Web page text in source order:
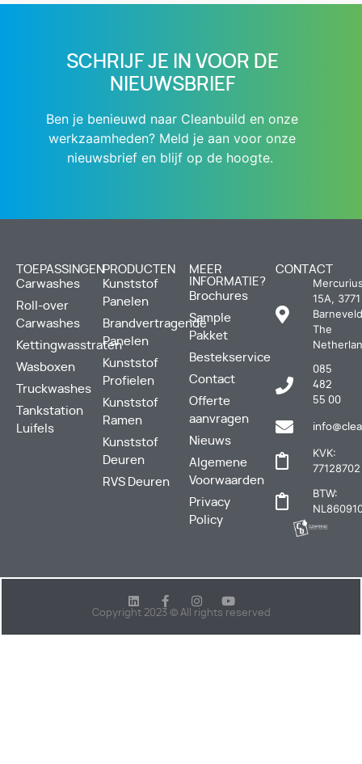
SCHRIJF JE IN VOOR DE
NIEUWSBRIEF
Ben je benieuwd naar Cleanbuild en onze
werkzaamheden? Meld je aan voor onze
nieuwsbrief en blijf op de hoogte.
TOEPASSINGEN
Carwashes
Roll-over
Carwashes
Kettingwasstraten
Wasboxen
Truckwashes
Tankstation
Luifels
PRODUCTEN
Kunststof
Panelen
Brandvertragende
Panelen
Kunststof
Profielen
Kunststof
Ramen
Kunststof
Deuren
RVS Deuren
MEER
INFORMATIE?
Brochures
Sample
Pakket
Bestekservice
Contact
Offerte
aanvragen
Nieuws
Algemene
Voorwaarden
Privacy
Policy
CONTACT
15A,
The
085
482
55 00
KVK:
77128702
BTW:
Copyright 2023 © All rights reserved